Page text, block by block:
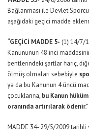
Bağlanması ile Devlet
aşağıdaki geçici madde
“GEÇİCİ MADDE 5- (1) 14/7/
Kanununun 48 inci
bentlerindeki şartlar hariç,
ölmüş olmaları sebebiyle
ya da bu Kanunun 4 üncü
çocuklarına, bu Kanun
oranında artırılarak ödenir.”
MADDE 34- 29/5/2009 tarihli